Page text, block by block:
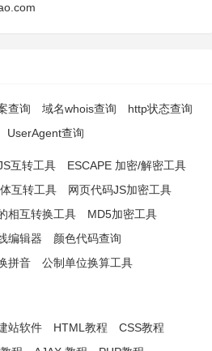
查询 域名whois查询
http状态查询
UserAgent查询
互转工具
ESCAPE 加密/解密工具
互转工具
网页代码JS加密工具
相互转换工具
MD5加密工具
编辑器
颜色代码查询
拼音
公制单位换算工具
站软件 HTML教程
CSS教程